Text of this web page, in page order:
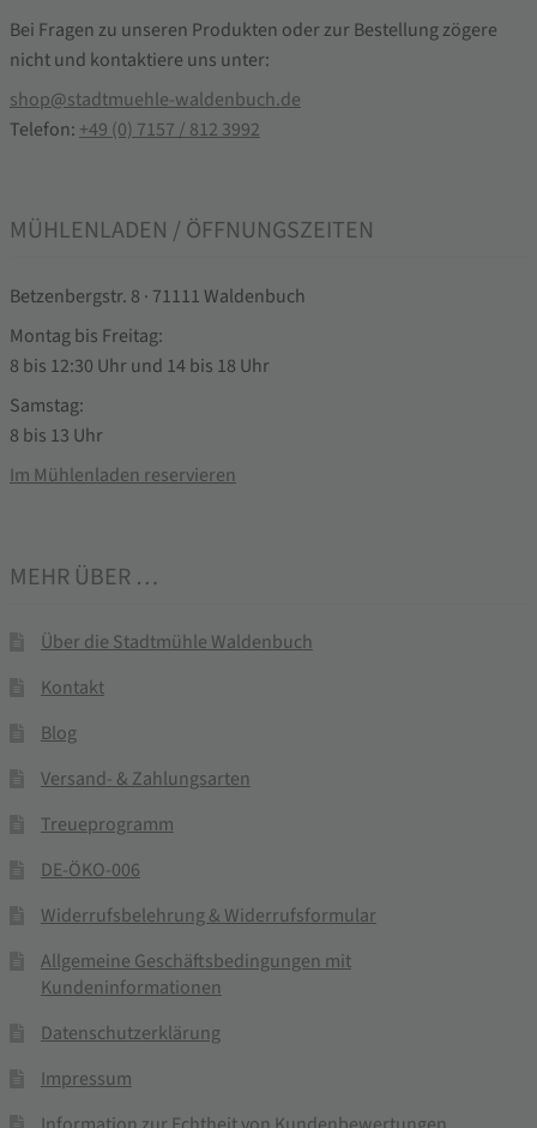
Bei Fragen zu unseren Produkten oder zur Bestellung zögere
nicht und kontaktiere uns unter:
shop@stadtmuehle-waldenbuch.de
Telefon: +49 (0) 7157 / 812 3992
MÜHLENLADEN / ÖFFNUNGSZEITEN
Betzenbergstr. 8 · 71111 Waldenbuch
Montag bis Freitag:
8 bis 12:30 Uhr und 14 bis 18 Uhr
Samstag:
8 bis 13 Uhr
Im Mühlenladen reservieren
MEHR ÜBER …
Über die Stadtmühle Waldenbuch
Kontakt
Blog
Versand- & Zahlungsarten
Treueprogramm
DE-ÖKO-006
Widerrufsbelehrung & Widerrufsformular
Allgemeine Geschäftsbedingungen mit
Kundeninformationen
Datenschutzerklärung
Impressum